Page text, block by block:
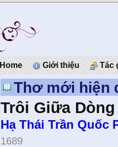
Home Giới thiệu Tác
Thơ mới hiện
Trôi Giữa
Hạ Thái Trần Quốc
1689